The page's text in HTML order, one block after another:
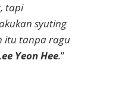
tapi
syuting
itu tanpa ragu
Yeon Hee.”